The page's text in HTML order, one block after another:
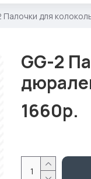
Палочки для
GG-2
1660р.